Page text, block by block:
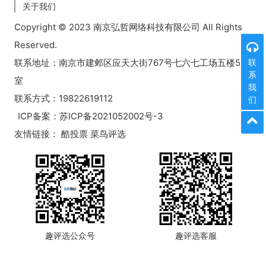
关于我们
Copyright © 2023 南京弘哲网络科技有限公司 All Rights
Reserved.
联系地址：南京市建邺区应天大街767号七六七工场五楼518
室
联系方式：19822619112
ICP备案： 苏ICP备2021052002号-3
友情链接： 酷投票 菜鸟评选
趣评选公众号 趣评选客服
联
系
我
们